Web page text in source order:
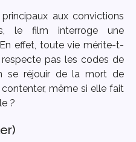
aux convictions
le film interroge une
effet, toute vie mérite-t-
pas les codes de
se réjouir de la mort de
contenter, même si elle fait
?